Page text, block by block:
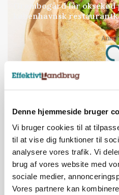
Denne hjemmeside bruger
Vi bruger cookies til at
til at vise dig funktioner til
analysere vores trafik. Vi
brug af vores website med
sociale medier,
Vores partnere kan
Grambogård får oksekød
københavnsk